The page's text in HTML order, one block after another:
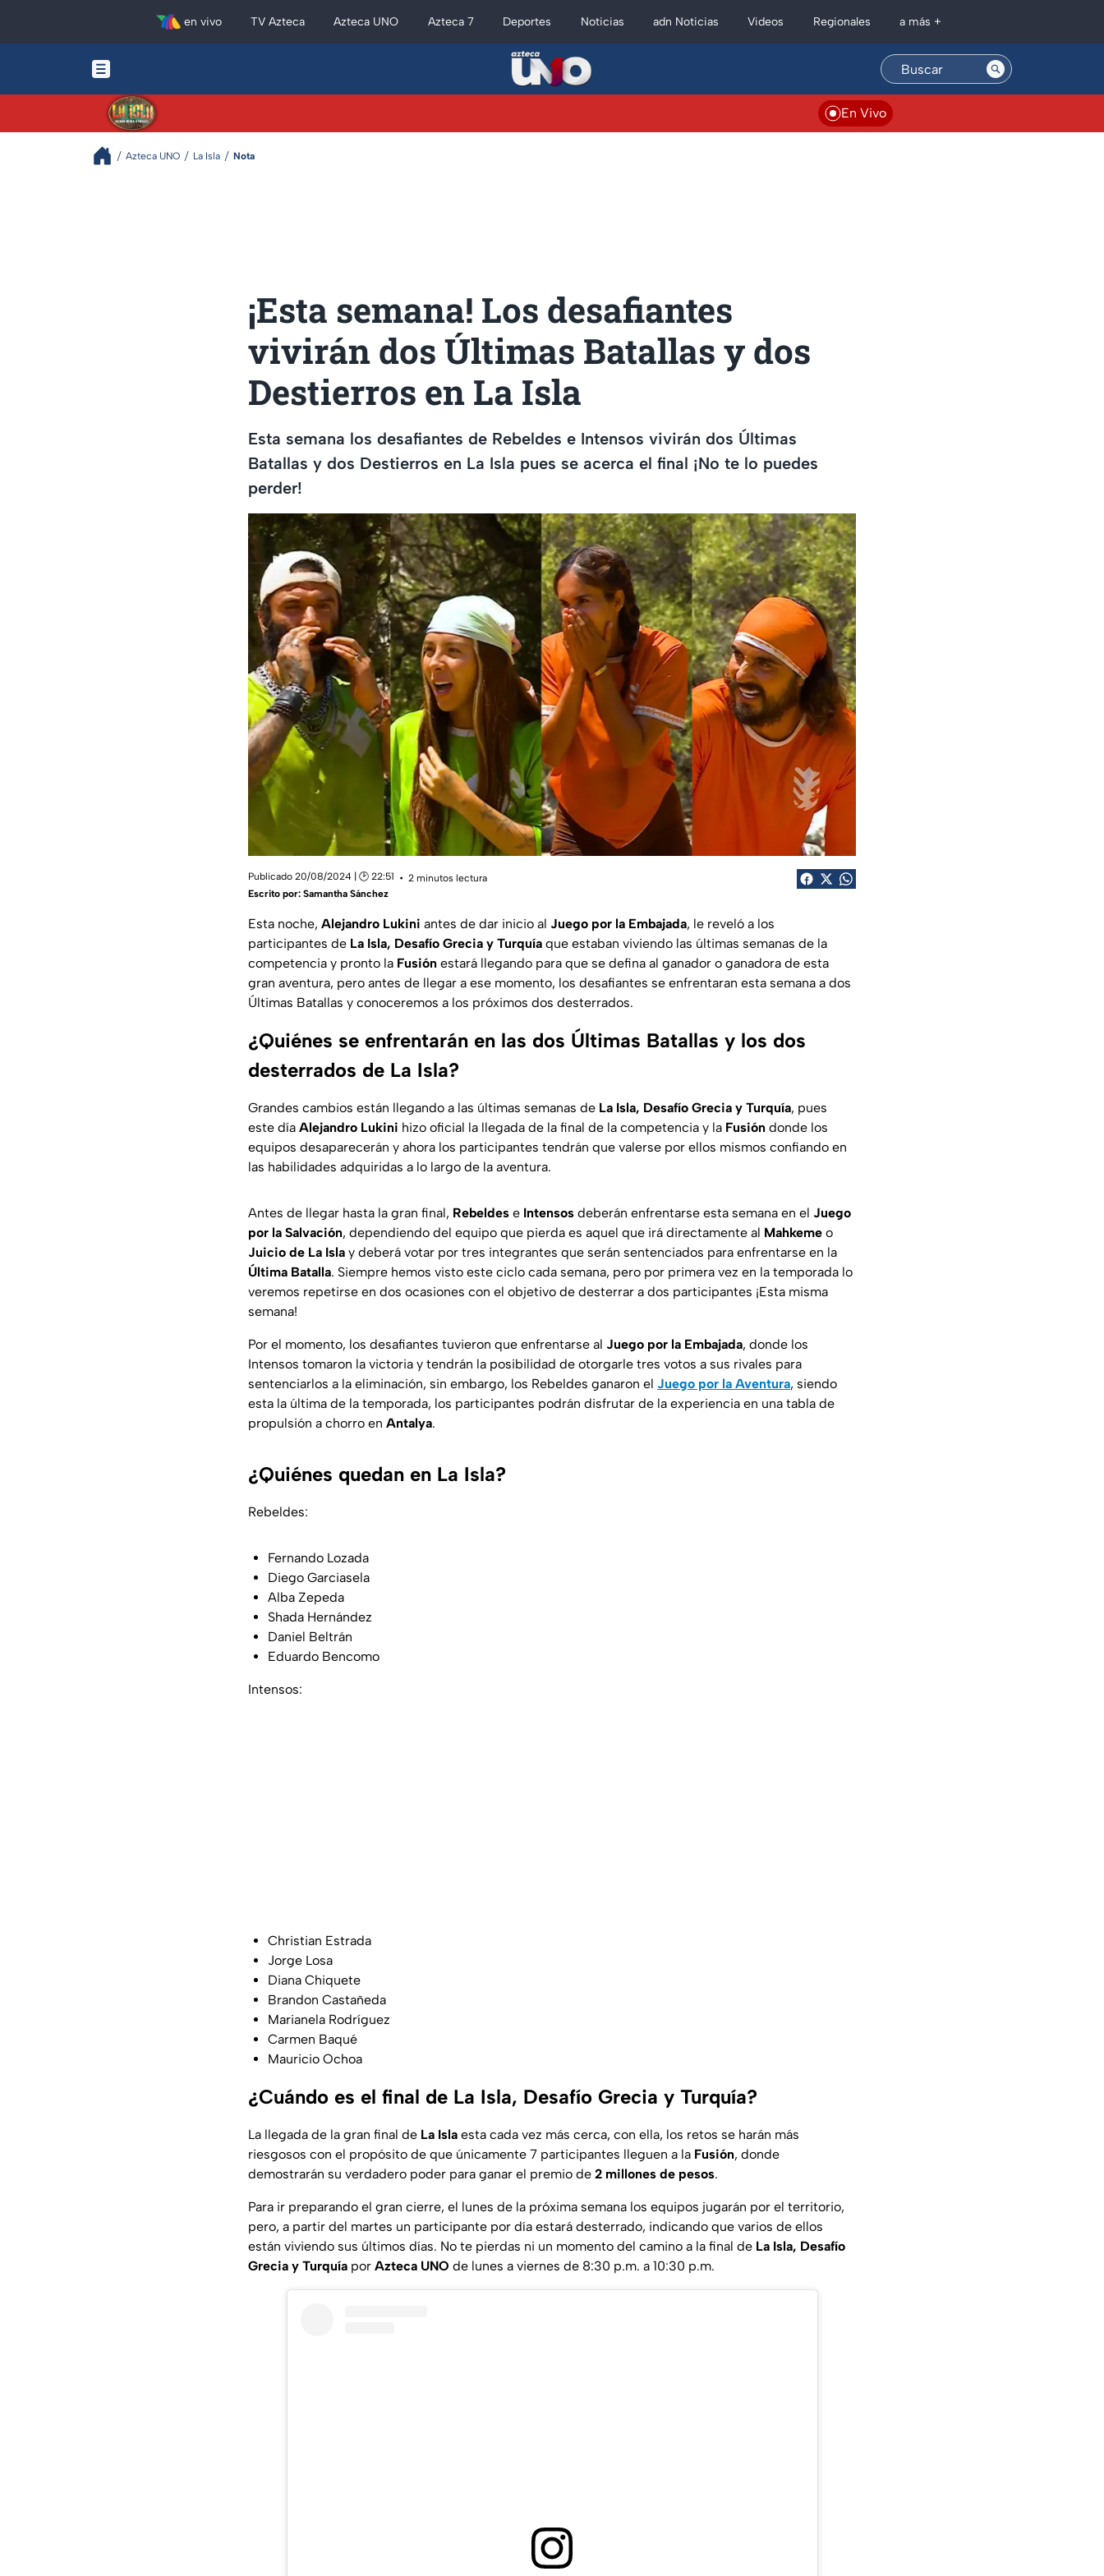
en vivo TV Azteca Azteca UNO Azteca 7 Deportes Noticias adn Noticias Videos Regionales a más +
En Vivo
Azteca UNO La Isla Nota
¡Esta semana! Los desafiantes
vivirán dos Últimas Batallas y dos
Destierros en La Isla
Esta semana los desafiantes de Rebeldes e Intensos vivirán dos Últimas
Batallas y dos Destierros en La Isla pues se acerca el final ¡No te lo puedes
perder!
Publicado 20/08/2024 | 🕑 22:51
2 minutos lectura
Escrito por: Samantha Sánchez
Esta noche, Alejandro Lukini antes de dar inicio al Juego por la Embajada, le reveló a los
participantes de La Isla, Desafío Grecia y Turquía que estaban viviendo las últimas semanas de la
competencia y pronto la Fusión estará llegando para que se defina al ganador o ganadora de esta
gran aventura, pero antes de llegar a ese momento, los desafiantes se enfrentaran esta semana a dos
Últimas Batallas y conoceremos a los próximos dos desterrados.
¿Quiénes se enfrentarán en las dos Últimas Batallas y los dos
desterrados de La Isla?
Grandes cambios están llegando a las últimas semanas de La Isla, Desafío Grecia y Turquía, pues
este día Alejandro Lukini hizo oficial la llegada de la final de la competencia y la Fusión donde los
equipos desaparecerán y ahora los participantes tendrán que valerse por ellos mismos confiando en
las habilidades adquiridas a lo largo de la aventura.
Antes de llegar hasta la gran final, Rebeldes e Intensos deberán enfrentarse esta semana en el Juego
por la Salvación, dependiendo del equipo que pierda es aquel que irá directamente al Mahkeme o
Juicio de La Isla y deberá votar por tres integrantes que serán sentenciados para enfrentarse en la
Última Batalla. Siempre hemos visto este ciclo cada semana, pero por primera vez en la temporada lo
veremos repetirse en dos ocasiones con el objetivo de desterrar a dos participantes ¡Esta misma
semana!
Por el momento, los desafiantes tuvieron que enfrentarse al Juego por la Embajada, donde los
Intensos tomaron la victoria y tendrán la posibilidad de otorgarle tres votos a sus rivales para
sentenciarlos a la eliminación, sin embargo, los Rebeldes ganaron el Juego por la Aventura, siendo
esta la última de la temporada, los participantes podrán disfrutar de la experiencia en una tabla de
propulsión a chorro en Antalya.
¿Quiénes quedan en La Isla?
Rebeldes:
Fernando Lozada
Diego Garciasela
Alba Zepeda
Shada Hernández
Daniel Beltrán
Eduardo Bencomo
Intensos:
Christian Estrada
Jorge Losa
Diana Chiquete
Brandon Castañeda
Marianela Rodríguez
Carmen Baqué
Mauricio Ochoa
¿Cuándo es el final de La Isla, Desafío Grecia y Turquía?
La llegada de la gran final de La Isla esta cada vez más cerca, con ella, los retos se harán más
riesgosos con el propósito de que únicamente 7 participantes lleguen a la Fusión, donde
demostrarán su verdadero poder para ganar el premio de 2 millones de pesos.
Para ir preparando el gran cierre, el lunes de la próxima semana los equipos jugarán por el territorio,
pero, a partir del martes un participante por día estará desterrado, indicando que varios de ellos
están viviendo sus últimos días. No te pierdas ni un momento del camino a la final de La Isla, Desafío
Grecia y Turquía por Azteca UNO de lunes a viernes de 8:30 p.m. a 10:30 p.m.